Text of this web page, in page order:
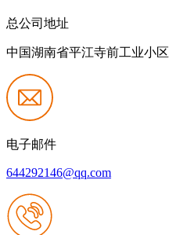
总公司地址
中国湖南省平江寺前工业小区
电子邮件
644292146@qq.com